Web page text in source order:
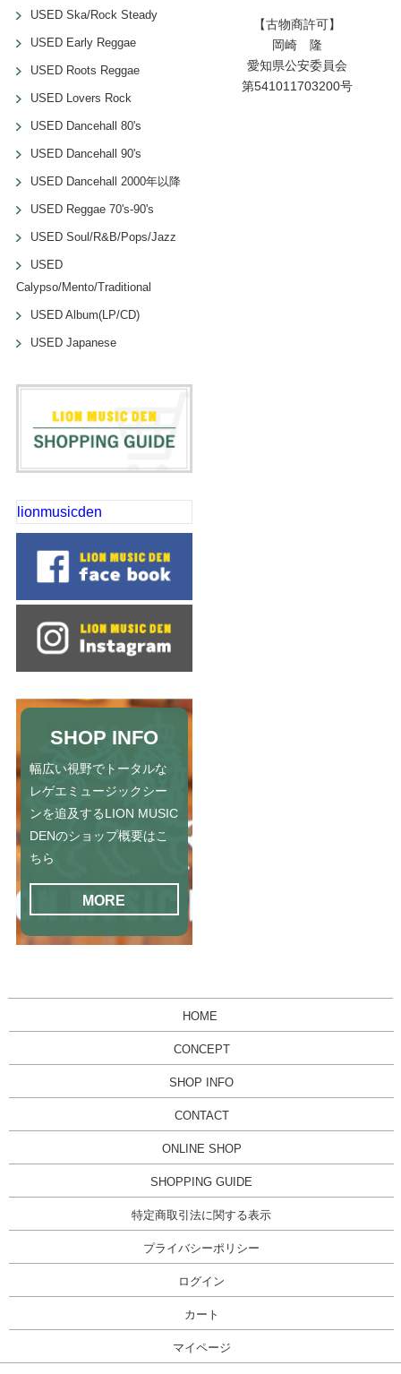
USED Ska/Rock Steady
USED Early Reggae
USED Roots Reggae
USED Lovers Rock
USED Dancehall 80's
USED Dancehall 90's
USED Dancehall 2000年以降
USED Reggae 70's-90's
USED Soul/R&B/Pops/Jazz
USED
Calypso/Mento/Traditional
USED Album(LP/CD)
USED Japanese
lionmusicden
SHOP INFO
幅広い視野でトータルな
レゲエミュージックシー
ンを追及するLION MUSIC
DENのショップ概要はこ
ちら
MORE
【古物商許可】
岡崎 隆
愛知県公安委員会
第541011703200号
HOME
CONCEPT
SHOP INFO
CONTACT
ONLINE SHOP
SHOPPING GUIDE
特定商取引法に関する表示
プライバシーポリシー
ログイン
カート
マイページ